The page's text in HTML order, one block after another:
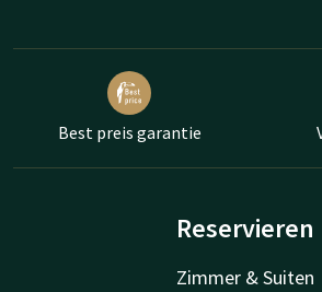
Best preis garantie
Reservieren
Zimmer & Suiten